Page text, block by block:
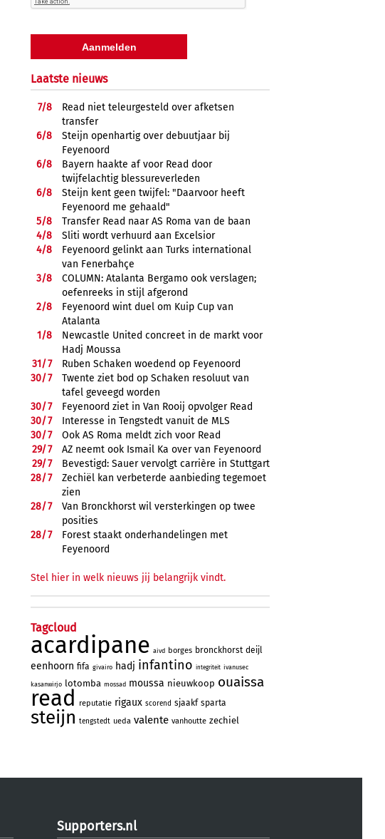
Laatste nieuws
7/8
Read niet teleurgesteld over afketsen
transfer
6/8
Steijn openhartig over debuutjaar bij
Feyenoord
6/8
Bayern haakte af voor Read door
twijfelachtig blessureverleden
6/8
Steijn kent geen twijfel: "Daarvoor heeft
Feyenoord me gehaald"
5/8
Transfer Read naar AS Roma van de baan
4/8
Sliti wordt verhuurd aan Excelsior
4/8
Feyenoord gelinkt aan Turks international
van Fenerbahçe
3/8
COLUMN: Atalanta Bergamo ook verslagen;
oefenreeks in stijl afgerond
2/8
Feyenoord wint duel om Kuip Cup van
Atalanta
1/8
Newcastle United concreet in de markt voor
Hadj Moussa
31/7
Ruben Schaken woedend op Feyenoord
30/7
Twente ziet bod op Schaken resoluut van
tafel geveegd worden
30/7
Feyenoord ziet in Van Rooij opvolger Read
30/7
Interesse in Tengstedt vanuit de MLS
30/7
Ook AS Roma meldt zich voor Read
29/7
AZ neemt ook Ismail Ka over van Feyenoord
29/7
Bevestigd: Sauer vervolgt carrière in Stuttgart
28/7
Zechiël kan verbeterde aanbieding tegemoet
zien
28/7
Van Bronckhorst wil versterkingen op twee
posities
28/7
Forest staakt onderhandelingen met
Feyenoord
Stel hier in welk nieuws jij belangrijk vindt.
Tagcloud
acardipane aivd borges bronckhorst deijl
eenhoorn fifa givairo hadj infantino integriteit ivanusec
kasanwirjo lotomba mossad moussa nieuwkoop ouaissa
read reputatie rigaux scorend sjaakf sparta
steijn tengstedt ueda valente vanhoutte zechiel
Supporters.nl